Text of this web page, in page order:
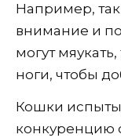
Например,
внимание и
могут
ноги, чтобы
Кошки
конкуренцию